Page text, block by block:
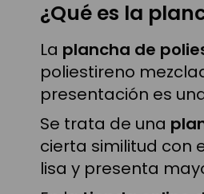
¿Qué es la
La plancha de
poliestireno
presentación es
Se trata de una
cierta similitud con
lisa y presenta